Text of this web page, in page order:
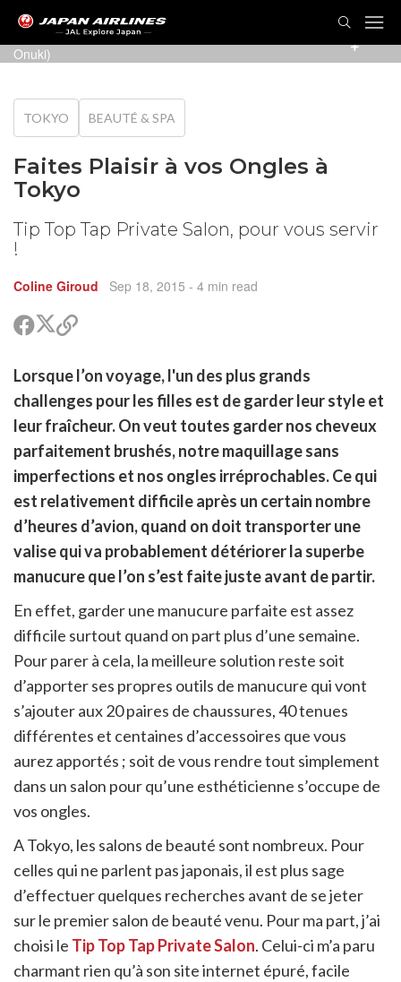
Une des manucures que Mai peut réaliser. (Photo: Mai
Onuki)
TOKYO BEAUTÉ & SPA
Faites Plaisir à vos Ongles à
Tokyo
Tip Top Tap Private Salon, pour vous servir
!
Coline Giroud Sep 18, 2015 - 4 min read
PartagerPartager
sur
Copier
pour
partager
Lorsque l’on voyage, l'un des plus grands
challenges pour les filles est de garder leur style et
leur fraîcheur. On veut toutes garder nos cheveux
parfaitement brushés, notre maquillage sans
imperfections et nos ongles irréprochables. Ce qui
est relativement difficile après un certain nombre
d’heures d’avion, quand on doit transporter une
valise qui va probablement détériorer la superbe
manucure que l’on s’est faite juste avant de partir.
En effet, garder une manucure parfaite est assez
difficile surtout quand on part plus d’une semaine.
Pour parer à cela, la meilleure solution reste soit
d’apporter ses propres outils de manucure qui vont
s’ajouter aux 20 paires de chaussures, 40 tenues
différentes et centaines d’accessoires que vous
aurez apportés ; soit de vous rendre tout simplement
dans un salon pour qu’une esthéticienne s’occupe de
vos ongles.
A Tokyo, les salons de beauté sont nombreux. Pour
celles qui ne parlent pas japonais, il est plus sage
d’effectuer quelques recherches avant de se jeter
sur le premier salon de beauté venu. Pour ma part, j’ai
choisi le Tip Top Tap Private Salon. Celui-ci m’a paru
charmant rien qu’à son site internet épuré, facile